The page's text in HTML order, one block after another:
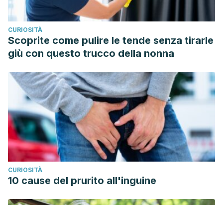
https://www.ncbi.nlm.nih.gov/pmc/articles/PMC534658/
Biblioteca Nacional de Medicina de Estados Unidos.
https://medlineplus.gov/spanish/ency/article/000853.htm
VV.AA. (2020).Hyperactivation of sympathetic nerves
drives depletion of melanocyte stem cells.
https://www.nature.com/articles/s41586-020-1935-3
VV.AA. (2013).Sleep deprivation linked to aging skin, study
suggests.
https://www.sciencedaily.com/releases/2013/07/
Clínica Mayo. https://www.mayoclinic.org/es-es/healthy-
lifestyle/stress-management/expert-answers/stress-and-
hair-loss/faq-20057820
CURIOSITÀ
Scoprite come pulire le tende senza tirarle
giù con questo trucco della nonna
CURIOSITÀ
10 cause del prurito all'inguine